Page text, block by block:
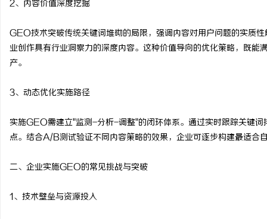
2、内容价值深度挖掘
GEO技术突破传统关键词堆砌的局限，强调内容对用户问题的实质
业创作具有行业洞察力的深度内容。这种价值导向的优化策略，既
产。
3、动态优化实施路径
实施GEO需建立"监测-分析-调整"的闭环体系。通过实时跟踪关键
点。结合A/B测试验证不同内容策略的效果，企业可逐步构建最适合
二、企业实施GEO的常见挑战与突破
1、技术壁垒与资源投入